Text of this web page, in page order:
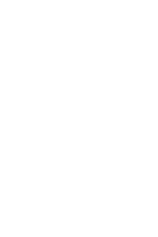
ich um eine entsprechende
finden. Alle
Studium